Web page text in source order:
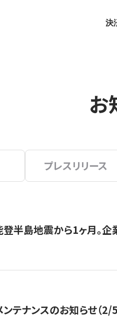
決
お
プレスリリース
半島地震から1ヶ月。企
ンテナンスのお知らせ（